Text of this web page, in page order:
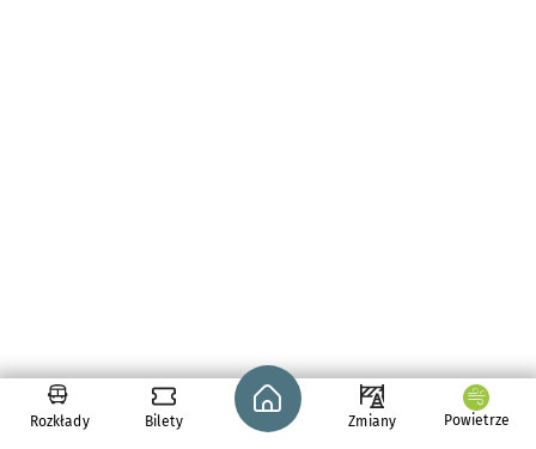
Rozkłady Bilety
Strona główna - wroclaw.pl
Zmiany Powietrze